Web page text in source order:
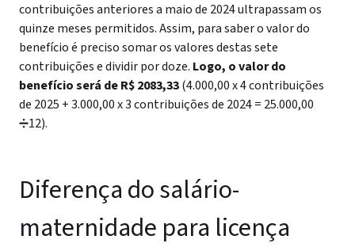
contribuições anteriores a maio de 2024 ultrapassam os
quinze meses permitidos. Assim, para saber o valor do
benefício é preciso somar os valores destas sete
contribuições e dividir por doze. Logo, o valor do
benefício será de R$ 2083,33(4.000,00 x 4 contribuições
de 2025 + 3.000,00 x 3 contribuições de 2024 = 25.000,00
➗12).
Diferença do salário-
maternidade para licença